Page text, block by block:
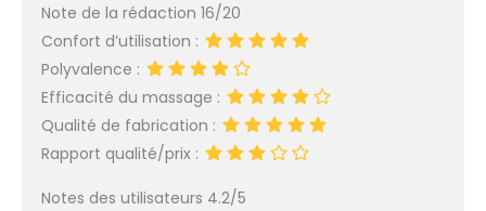
Note de la rédaction 16/20
Confort d’utilisation :
Polyvalence :
Efficacité du massage :
Qualité de fabrication :
Rapport qualité/prix :
Notes des utilisateurs 4.2/5